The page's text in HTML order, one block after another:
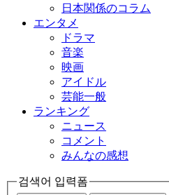
日本関係のコラム
エンタメ
ドラマ
音楽
映画
アイドル
芸能一般
ランキング
ニュース
コメント
みんなの感想
검색어 입력폼